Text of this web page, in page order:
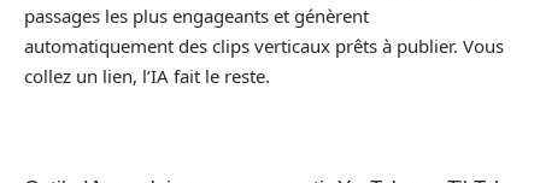
passages les plus engageants et génèrent
automatiquement des clips verticaux prêts à publier. Vous
collez un lien, l’IA fait le reste.